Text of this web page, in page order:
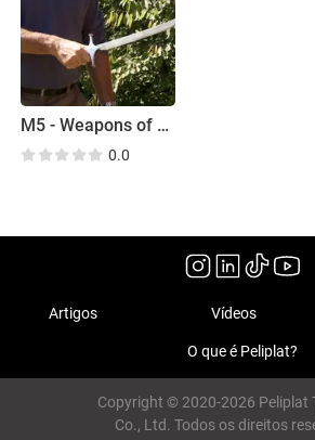
M5 - Weapons of War
0.0
Artigos Vídeos
O que é Peliplat?
Copyright © 2020-2026 Peliplat
Co., Ltd. Todos os direitos